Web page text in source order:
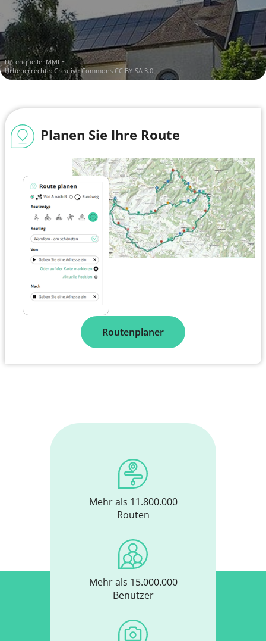
Datenquelle: MMFE
Urheberrechte: Creative Commons CC BY-SA 3.0
Planen Sie Ihre Route
Routenplaner
Mehr als 11.800.000
Routen
Mehr als 15.000.000
Benutzer